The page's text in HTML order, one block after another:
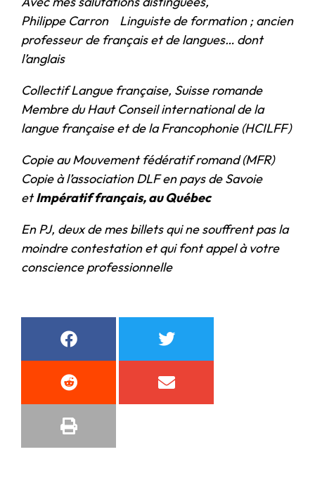
Philippe Carron Linguiste de formation ; ancien
professeur de français et de langues… dont
l’anglais
Collectif Langue française, Suisse romande
Membre du Haut Conseil international de la
langue française et de la Francophonie (HCILFF)
Copie au Mouvement fédératif romand (MFR)
Copie à l’association DLF en pays de Savoie
etImpératif français, au Québec
En PJ, deux de mes billets qui ne souffrent pas la
moindre contestation et qui font appel à votre
conscience professionnelle